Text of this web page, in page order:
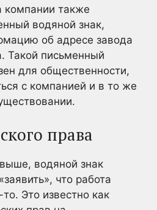
компании также
водяной знак,
об адресе завода
. Такой письменный
для общественности,
с компанией и в то же
.
права
водяной знак
что работа
Это известно как